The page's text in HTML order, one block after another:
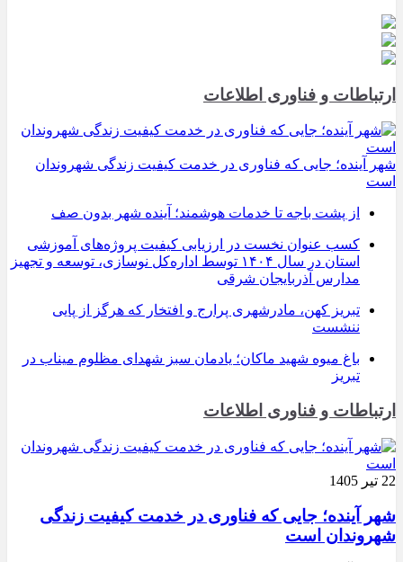
ارتباطات و فناوری اطلاعات
شهر آینده؛ جایی که فناوری در خدمت کیفیت زندگی شهروندان
است
از پشت باجه تا خدمات هوشمند؛ آینده شهر بدون صف
کسب عنوان نخست در ارزیابی کیفیت پروژه‌های آموزشی
استان در سال ۱۴۰۴ توسط اداره‌کل نوسازی، توسعه و تجهیز
مدارس آذربایجان شرقی
تبریز کهن، مادرشهری پرارج و افتخار که هرگز از پایی
ننشست
باغ میوه شهید ماکان؛ یادمان سبز شهدای مظلوم میناب در
تبریز
ارتباطات و فناوری اطلاعات
22 تیر 1405
شهر آینده؛ جایی که فناوری در خدمت کیفیت زندگی
شهروندان است